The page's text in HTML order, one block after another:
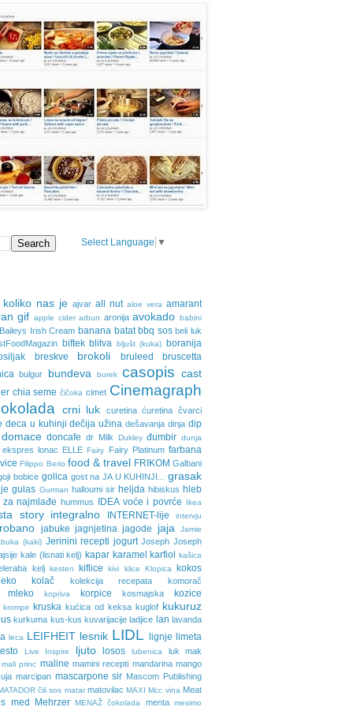
Select Language ▼
koliko nas je ajvar all nut aloe vera amarant
gif apple cider arbun aronija avokado babini
Baileys Irish Cream banana batat bbq sos beli luk
biftek blitva bljušt (kuka)
boranija
breskve brokoli bruleed
bruscetta
bulgur bundeva burek casopis cast
chia seme čičoka cimet Cinemagraph
crni luk curetina ćuretina čvarci
deca u kuhinji dečija užina dešavanja dinja dip
domace doncafe dr Milk Dukley đumbir dunja
ekspres lonac ELLE Fairy Fairy Platinum farbana
Filippo Berio food & travel FRIKOM Galbani
bobice golica gost na JA U KUHINJI... grasak
gulas Gurman halloumi sir heljda hibiskus hleb
za najmlađe hummus IDEA voće i povrće Ikea
story integralno INTERNET-lije intervju
jabuke jagnjetina jagode jaja
Jamie
(kaki) Jerinini recepti jogurt Joseph Joseph
kale (lisnati kelj) kapar karamel karfiol kašica
kelj kesten kiflice kivi klice Klopica
kokos
kolač kolekcija recepata komorač
mleko kopriva korpice kosmajska kozice
krompir kruska kućica od keksa kuglof kukuruz
kurkuma kus-kus kuvarijacije ladjice lan lavanda
leca LEIFHEIT lesnik LIDL lignje limeta
Live Inspire ljuto losos lubenica luk mak
mali princ maline mamini recepti mandarina mango
marcipan mascarpone sir Mascom Publishing
čili sos matar matovilac MAXI Mcc vina Meat
med Mehrzer MENAŽ čokolada menta mesimo